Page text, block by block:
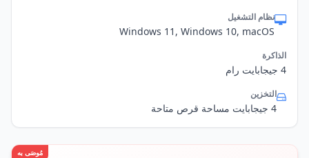
نظام التشغيل
Windows 11, Windows 10, macOS
الذاكرة
4 جيجابايت رام
التخزين
4 جيجابايت مساحة قرص متاحة
مُوصَى به